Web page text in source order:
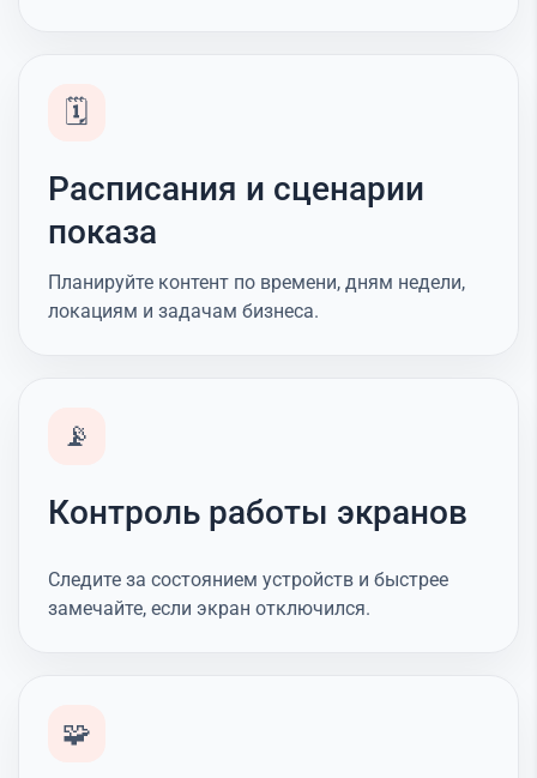
🗓️
Расписания и сценарии
показа
Планируйте контент по времени, дням недели,
локациям и задачам бизнеса.
📡
Контроль работы экранов
Следите за состоянием устройств и быстрее
замечайте, если экран отключился.
🧩